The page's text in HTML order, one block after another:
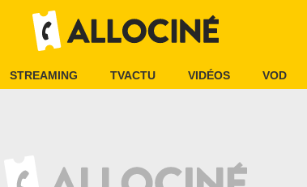
STREAMING TVACTU VIDÉOS VOD